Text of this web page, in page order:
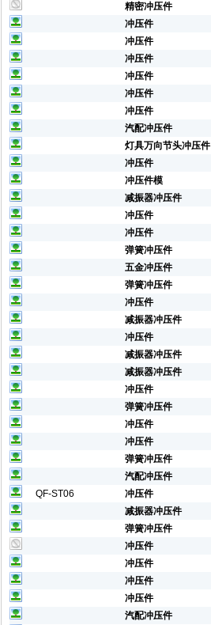
精密冲压件
冲压件
冲压件
冲压件
冲压件
冲压件
冲压件
汽配冲压件
灯具万向节头冲压件
冲压件
冲压件模
减振器冲压件
冲压件
冲压件
弹簧冲压件
五金冲压件
弹簧冲压件
冲压件
减振器冲压件
冲压件
减振器冲压件
减振器冲压件
冲压件
弹簧冲压件
冲压件
冲压件
弹簧冲压件
汽配冲压件
QF-ST06
冲压件
减振器冲压件
弹簧冲压件
冲压件
冲压件
冲压件
冲压件
汽配冲压件